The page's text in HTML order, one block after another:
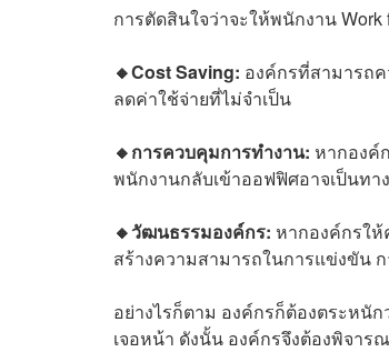
การตัดสินใจว่าจะให้พนักงาน
🔸Cost Saving: องค์กรที่สามารถ
ลดค่าใช้จ่ายที่ไม่จำเป็น
🔸การควบคุมการทำงาน: หากองค์
พนักงานกลับเข้าออฟฟิศอาจเป็นทา
🔸วัฒนธรรมองค์กร: หากองค์กรใ
สร้างความสามารถในการแข่งขัน
อย่างไรก็ตาม องค์กรก็ต้องตระหนั
เจอหน้า ดังนั้น องค์กรจึงต้องพิจา